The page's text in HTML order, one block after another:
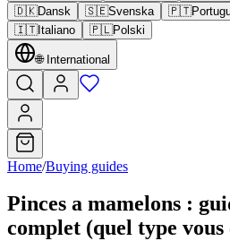
🇩🇰Dansk 🇸🇪Svenska 🇵🇹
🇮🇹Italiano 🇵🇱Polski
🌐 International
Home/Buying guides
Pinces a mamelons :
complet (quel type vous